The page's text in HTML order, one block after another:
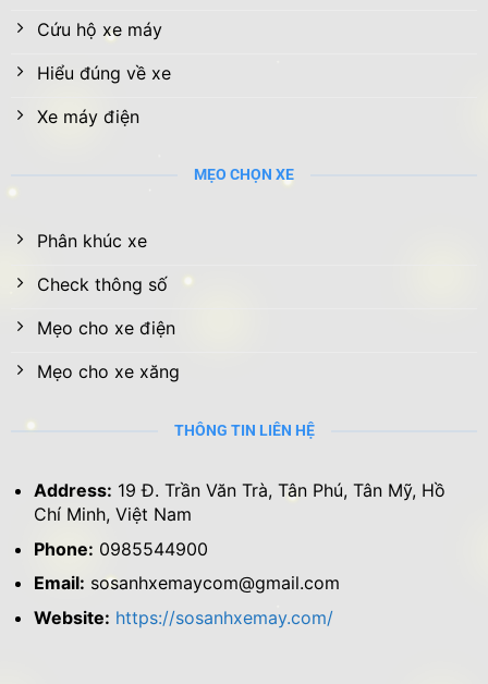
Cứu hộ xe máy
Hiểu đúng về xe
Xe máy điện
MẸO CHỌN XE
Phân khúc xe
Check thông số
Mẹo cho xe điện
Mẹo cho xe xăng
THÔNG TIN LIÊN HỆ
Address: 19 Đ. Trần Văn Trà, Tân Phú, Tân Mỹ, Hồ
Chí Minh, Việt Nam
Phone: 0985544900
Email: sosanhxemaycom@gmail.com
Website: https://sosanhxemay.com/